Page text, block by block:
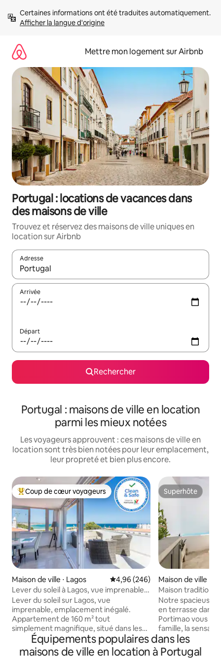
directement
Afficher la langue d'origine
Mettre mon logement sur Airbnb
Portugal : locations de vacances dans
des maisons de ville
Trouvez et réservez des maisons de ville uniques en
location sur Airbnb
Adresse
Lorsque les résultats s'affichent, utilisez les flèches vers le
Arrivée
Départ
Rechercher
Portugal : maisons de ville en location
parmi les mieux notées
Les voyageurs approuvent : ces maisons de ville en
location sont très bien notées pour leur emplacement,
leur propreté et bien plus encore.
Coups de cœur voyageurs les plus appréciés
Coup de cœur voyageurs
Maison de ville ⋅ Lagos Évaluation moyenne sur la
4,96 (246)
Lever du soleil à Lagos, vue imprenable,
emplacement inégalé
Lever du soleil sur Lagos, vue
imprenable, emplacement inégalé.
Appartement de 160 m² tout
simplement magnifique, situé dans les
murs de la ville historique de Lagos,
occupant les 2 derniers étages d'une
maison de ville traditionnelle. Regardez
Superhôte
Superhôte
Maison de ville ⋅
Maison
terrasse
Notre spacieuse
en terrasse dans
Portimao vous
famille, la
les meilleurs
bars,
la rivière Arade à
Équipements populaires dans les
maisons de ville en location à Portugal